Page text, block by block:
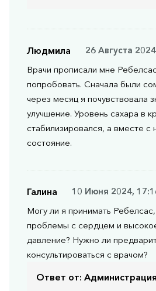
Людмила
26 Августа
Врачи прописали мне
попробовать. Сначала были
через месяц я почувствовала
улучшение. Уровень сахара в
стабилизировался, а вместе
состояние.
Галина
10 Июня 2024,
Могу ли я принимать
проблемы с сердцем и
давление? Нужно ли
консультироваться с врачом?
Ответ от: Администрация